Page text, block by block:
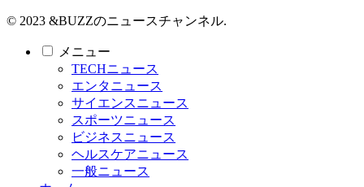
© 2023 &BUZZのニュースチャンネル.
メニュー
TECHニュース
エンタニュース
サイエンスニュース
スポーツニュース
ビジネスニュース
ヘルスケアニュース
一般ニュース